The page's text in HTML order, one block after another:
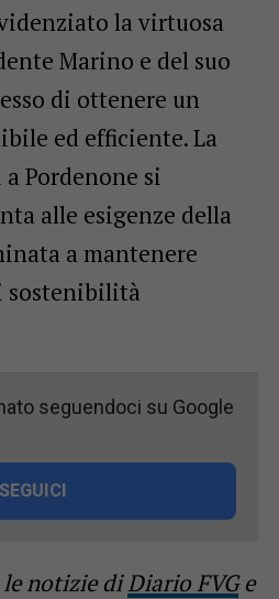
la virtuosa
Marino e del suo
di ottenere un
ed efficiente. La
Pordenone si
alle esigenze della
a mantenere
sostenibilità
seguendoci su Google
SEGUICI
le notizie diDiario FVGe